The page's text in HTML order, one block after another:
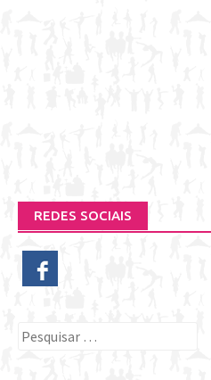
REDES SOCIAIS
Pesquisar